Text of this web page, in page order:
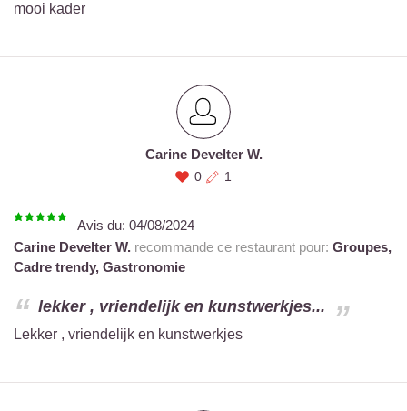
mooi kader
Carine Develter W.
0 1
Avis du: 04/08/2024
Carine Develter W. recommande ce restaurant pour: Groupes,
Cadre trendy, Gastronomie
lekker , vriendelijk en kunstwerkjes...
Lekker , vriendelijk en kunstwerkjes